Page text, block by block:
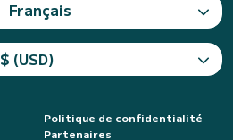
Français
$ (USD)
Politique de confidentialité
Partenaires